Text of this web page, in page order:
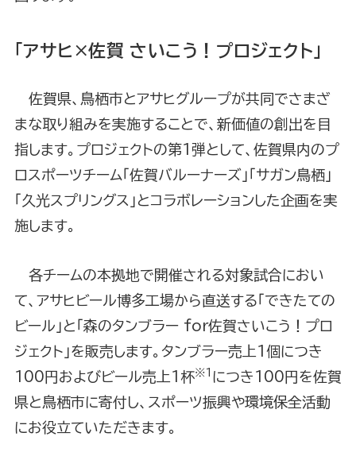
「アサヒ×佐賀 さいこう！プロジェクト」
佐賀県、鳥栖市とアサヒグループが共同でさまざ
まな取り組みを実施することで、新価値の創出を目
指します。プロジェクトの第1弾として、佐賀県内のプ
ロスポーツチーム「佐賀バルーナーズ」「サガン鳥栖」
「久光スプリングス」とコラボレーションした企画を実
施します。
各チームの本拠地で開催される対象試合におい
て、アサヒビール博多工場から直送する「できたての
ビール」と「森のタンブラー for佐賀さいこう！プロ
ジェクト」を販売します。タンブラー売上1個につき
100円およびビール売上1杯※1 につき100円を佐賀
県と鳥栖市に寄付し、スポーツ振興や環境保全活動
にお役立ていただきます。